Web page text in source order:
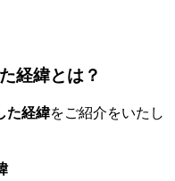
経緯とは？
た経緯をご紹介をいたし